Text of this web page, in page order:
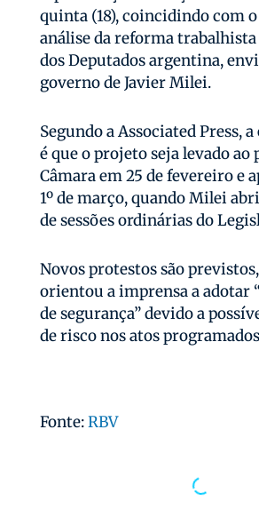
quinta (18), coincidindo com
análise da reforma trabalhista
dos Deputados argentina,
governo de Javier Milei.
Segundo a Associated Press,
é que o projeto seja levado ao
Câmara em 25 de fevereiro e
1º de março, quando Milei
de sessões ordinárias do
Novos protestos são
orientou a imprensa a adotar
de segurança” devido a
de risco nos atos
Fonte:RBV